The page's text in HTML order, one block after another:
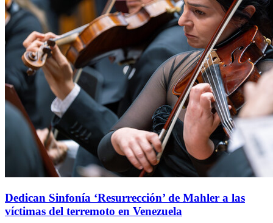
Dedican Sinfonía ‘Resurrección’ de Mahler a las
víctimas del terremoto en Venezuela